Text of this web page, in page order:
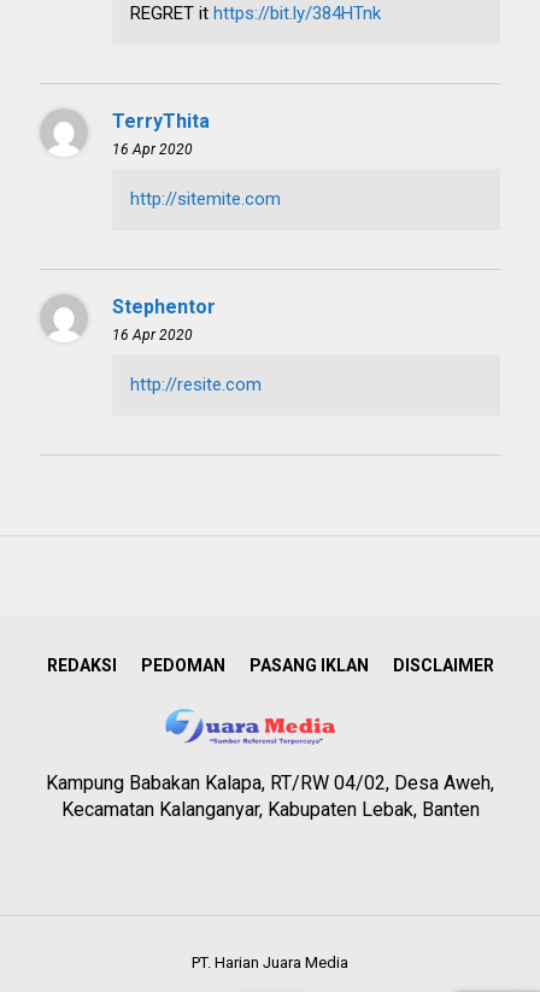
REGRET it https://bit.ly/384HTnk
TerryThita
16 Apr 2020
http://sitemite.com
Stephentor
16 Apr 2020
http://resite.com
REDAKSI PEDOMAN PASANG IKLAN DISCLAIMER
Kampung Babakan Kalapa, RT/RW 04/02, Desa Aweh,
Kecamatan Kalanganyar, Kabupaten Lebak, Banten
PT. Harian Juara Media